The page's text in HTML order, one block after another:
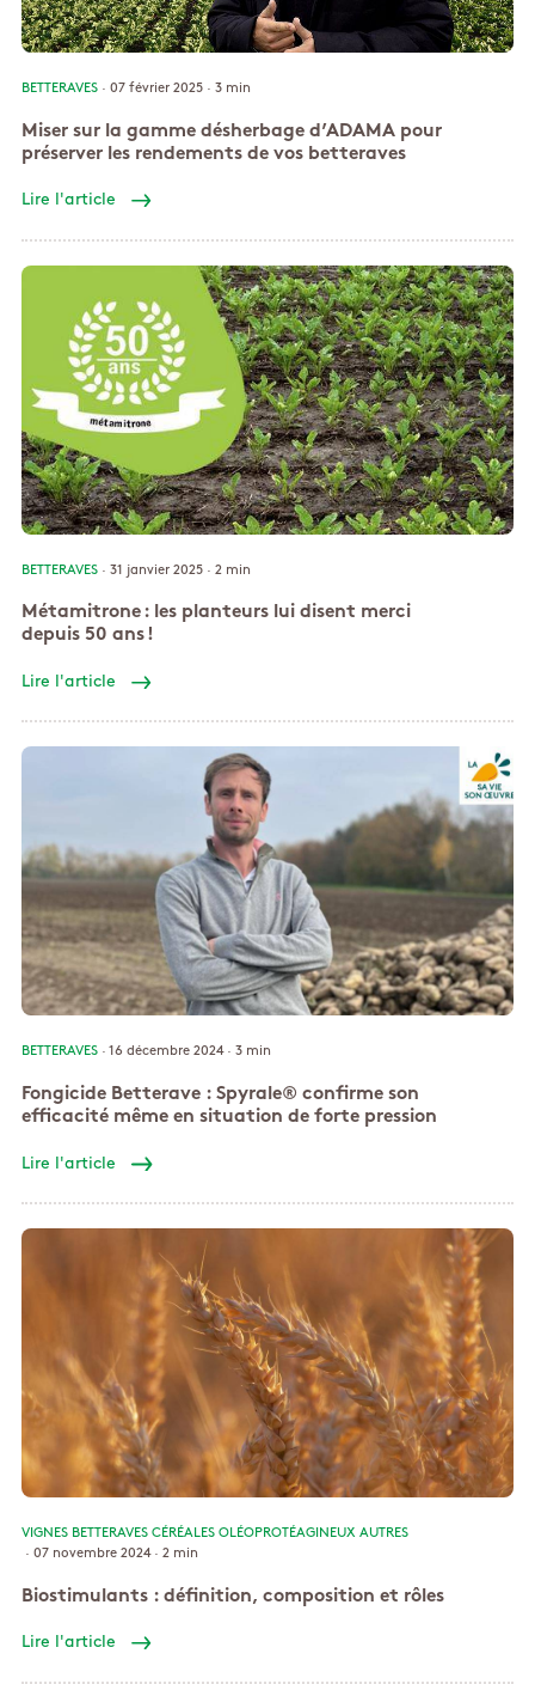
BETTERAVES· 07 février 2025 · 3 min
Miser sur la gamme désherbage d’ADAMA pour
préserver les rendements de vos betteraves
Lire l'article
BETTERAVES· 31 janvier 2025 · 2 min
Métamitrone : les planteurs lui disent merci
depuis 50 ans !
Lire l'article
BETTERAVES· 16 décembre 2024 · 3 min
Fongicide Betterave : Spyrale® confirme son
efficacité même en situation de forte pression
Lire l'article
VIGNES BETTERAVES CÉRÉALES OLÉOPROTÉAGINEUX AUTRES
· 07 novembre 2024 · 2 min
Biostimulants : définition, composition et rôles
Lire l'article